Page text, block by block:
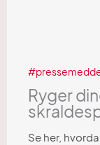
Ryger
Se her,